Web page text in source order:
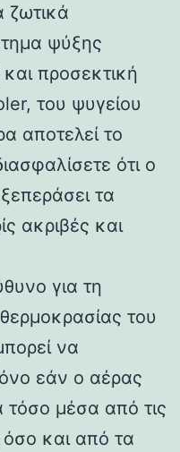
ζωτικά
ψύξης
προσεκτική
του ψυγείου
αποτελεί το
ότι ο
τα
ακριβές και
για τη
του
να
εάν ο αέρας
τόσο μέσα από τις
όσο και από τα